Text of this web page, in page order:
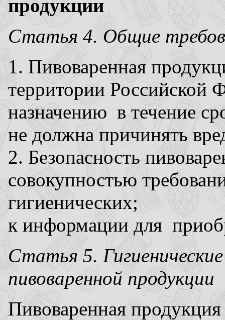
продукции
Статья 4. Общие
1. Пивоваренная
территории Российской
назначению в течение
не должна причинять
2. Безопасность
совокупностью
гигиенических;
к информации для
Статья 5.
пивоваренной продукции
Пивоваренная продукция